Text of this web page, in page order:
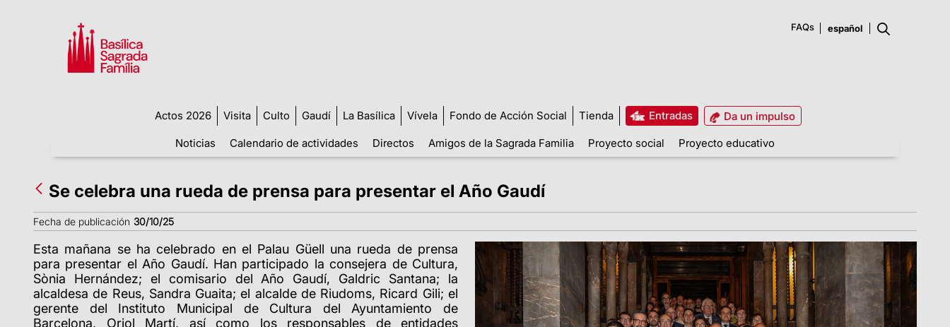
FAQs
Actos 2026 Visita Culto Gaudí La Basílica Vívela Fondo de Acción Social Tienda Entradas
Da un impulso
Noticias
Calendario de actividades Directos Amigos de la Sagrada Familia Proyecto social Proyecto educativo
Se celebra una rueda de prensa para presentar el Año Gaudí
Fecha de publicación 30/10/25
Esta mañana se ha celebrado en el Palau Güell una rueda de prensa
para presentar el Año Gaudí. Han participado la consejera de Cultura,
Sònia Hernández; el comisario del Año Gaudí, Galdric Santana; la
alcaldesa de Reus, Sandra Guaita; el alcalde de Riudoms, Ricard Gili; el
gerente del Instituto Municipal de Cultura del Ayuntamiento de
Barcelona, Oriol Martí, así como los responsables de entidades